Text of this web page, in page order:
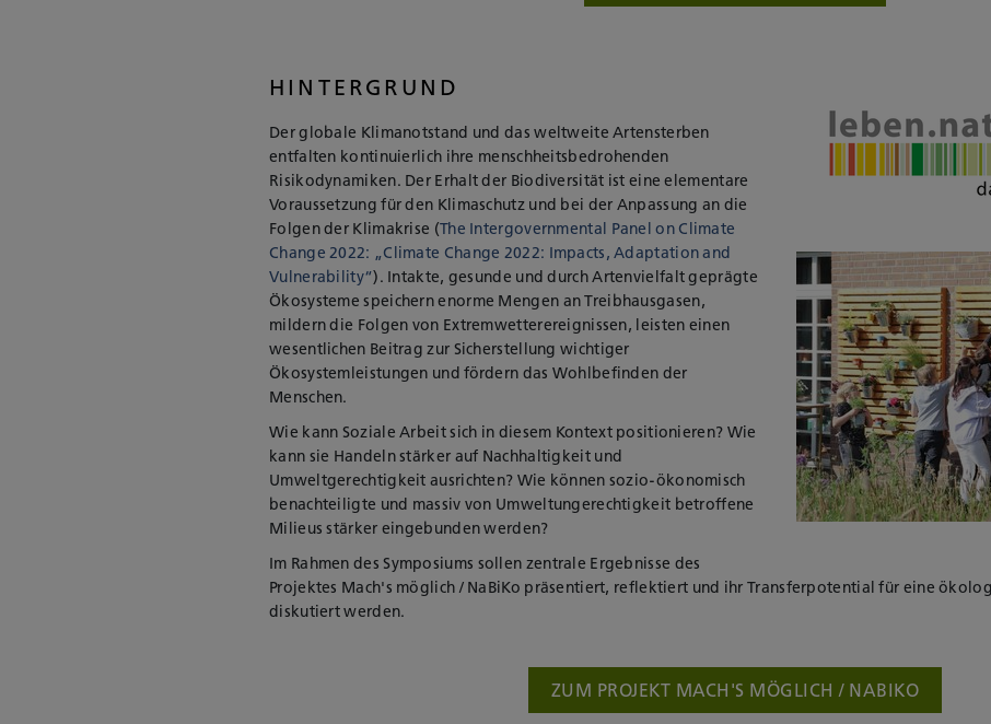
HINTERGRUND
Der globale Klimanotstand und das weltweite Artensterben
entfalten kontinuierlich ihre menschheitsbedrohenden
Risikodynamiken. Der Erhalt der Biodiversität ist eine elementare
Voraussetzung für den Klimaschutz und bei der Anpassung an die
Folgen der Klimakrise (The Intergovernmental Panel on Climate
Change 2022: „Climate Change 2022: Impacts, Adaptation and
Vulnerability“). Intakte, gesunde und durch Artenvielfalt geprägte
Ökosysteme speichern enorme Mengen an Treibhausgasen,
mildern die Folgen von Extremwetterereignissen, leisten einen
wesentlichen Beitrag zur Sicherstellung wichtiger
Ökosystemleistungen und fördern das Wohlbefinden der
Menschen.
Wie kann Soziale Arbeit sich in diesem Kontext positionieren? Wie
kann sie Handeln stärker auf Nachhaltigkeit und
Umweltgerechtigkeit ausrichten? Wie können sozio-ökonomisch
benachteiligte und massiv von Umweltungerechtigkeit betroffene
Milieus stärker eingebunden werden?
Im Rahmen des Symposiums sollen zentrale Ergebnisse des
Projektes Mach's möglich / NaBiKo präsentiert, reflektiert und ihr Transferpotential für eine
diskutiert werden.
ZUM PROJEKT MACH'S MÖGLICH / NABIKO